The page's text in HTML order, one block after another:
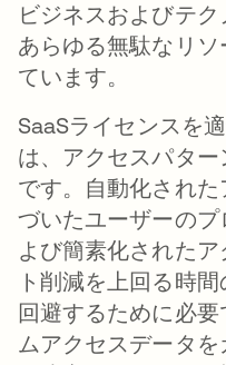
ビジネスおよびテク
あらゆる無駄なリソ
ています。
SaaSライセンスを
は、アクセスパタ
です。自動化され
づいたユーザーの
よび簡素化された
ト削減を上回る時
回避するために必
ムアクセスデータ